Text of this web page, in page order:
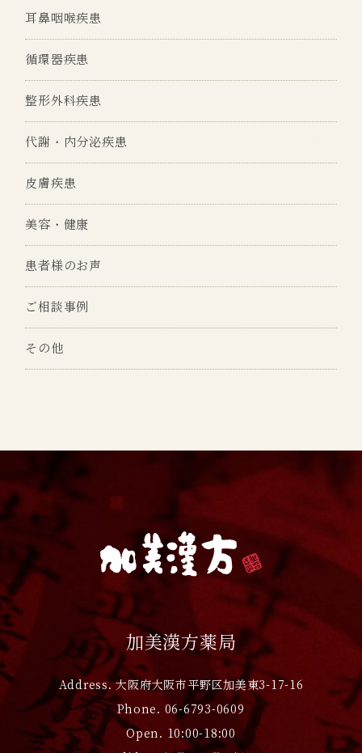
耳鼻咽喉疾患
循環器疾患
整形外科疾患
代謝・内分泌疾患
皮膚疾患
美容・健康
患者様のお声
ご相談事例
その他
加美漢方薬局
Address. 大阪府大阪市平野区加美東3-17-16
Phone. 06-6793-0609
Open. 10:00-18:00